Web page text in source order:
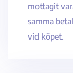
mottagit
samma
vid köpet.